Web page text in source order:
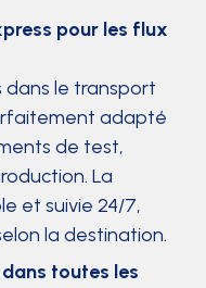
pour les flux
dans le transport
adapté
de test,
La
et suivie 24/7,
la destination.
toutes les